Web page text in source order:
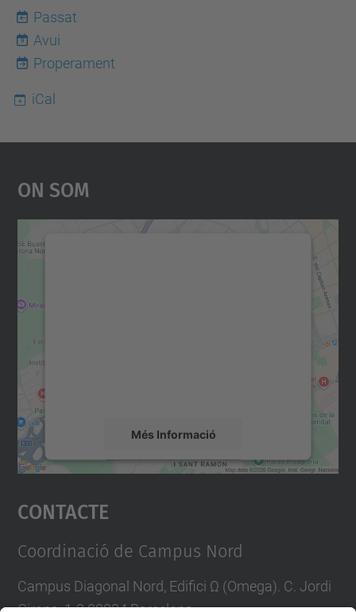
Passat
9
Avui
Properament
iCal
On Som
Més Informació
Accepta
powered by
Contacte
Coordinació de Campus Nord
Campus Diagonal Nord, Edifici Ω (Omega). C. Jordi